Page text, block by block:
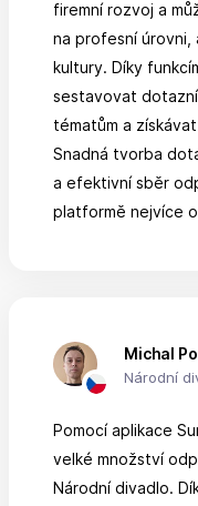
firemní rozvoj a
na profesní úrovni,
kultury. Díky
sestavovat
tématům a
Snadná tvorba
a efektivní sběr
platformě nejvíce
Michal
Národní
Pomocí aplikace
velké množství
Národní divadlo.